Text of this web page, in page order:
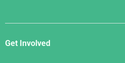
Get Involved